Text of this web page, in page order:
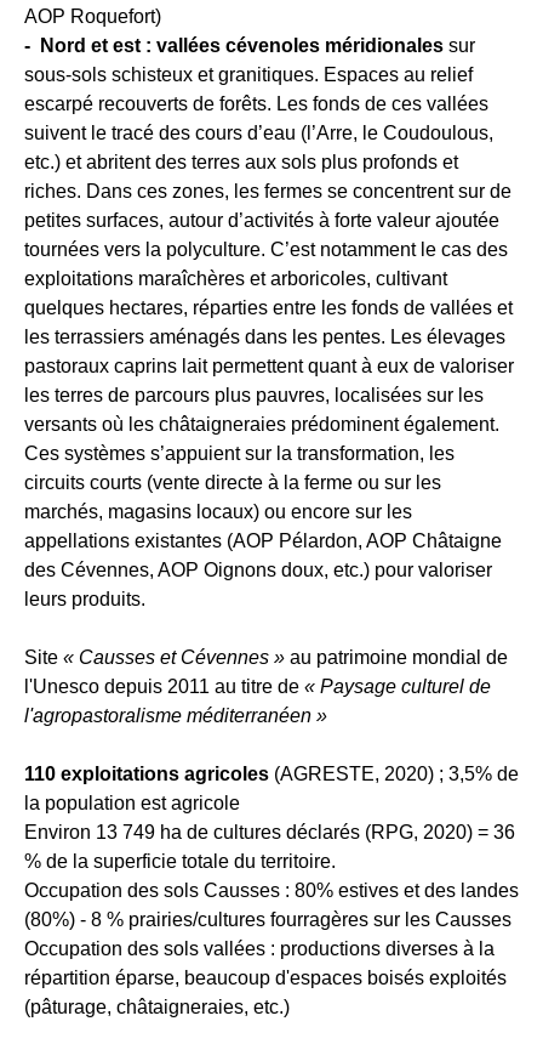
AOP Roquefort)
- Nord et est : vallées cévenoles méridionales sur
sous-sols schisteux et granitiques. Espaces au relief
escarpé recouverts de forêts. Les fonds de ces vallées
suivent le tracé des cours d’eau (l’Arre, le Coudoulous,
etc.) et abritent des terres aux sols plus profonds et
riches. Dans ces zones, les fermes se concentrent sur de
petites surfaces, autour d’activités à forte valeur ajoutée
tournées vers la polyculture. C’est notamment le cas des
exploitations maraîchères et arboricoles, cultivant
quelques hectares, réparties entre les fonds de vallées et
les terrassiers aménagés dans les pentes. Les élevages
pastoraux caprins lait permettent quant à eux de valoriser
les terres de parcours plus pauvres, localisées sur les
versants où les châtaigneraies prédominent également.
Ces systèmes s’appuient sur la transformation, les
circuits courts (vente directe à la ferme ou sur les
marchés, magasins locaux) ou encore sur les
appellations existantes (AOP Pélardon, AOP Châtaigne
des Cévennes, AOP Oignons doux, etc.) pour valoriser
leurs produits.
Site « Causses et Cévennes » au patrimoine mondial de
l'Unesco depuis 2011 au titre de « Paysage culturel de
l'agropastoralisme méditerranéen »
110 exploitations agricoles (AGRESTE, 2020) ; 3,5% de
la population est agricole
Environ 13 749 ha de cultures déclarés (RPG, 2020) = 36
% de la superficie totale du territoire.
Occupation des sols Causses : 80% estives et des landes
(80%) - 8 % prairies/cultures fourragères sur les Causses
Occupation des sols vallées : productions diverses à la
répartition éparse, beaucoup d'espaces boisés exploités
(pâturage, châtaigneraies, etc.)